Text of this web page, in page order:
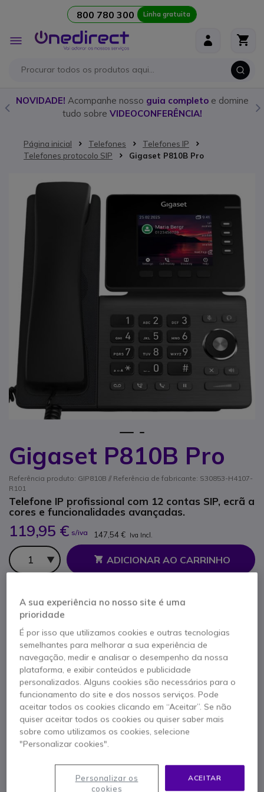
800 780 300 Linha gratuita
Alternar
Nav
NOVIDADE! Acompanhe nosso guia completoe domine
tudo sobre VIDEOCONFERÊNCIA!
Página inicial Telefones
Telefones IP
Telefones protocolo SIP
Gigaset P810B Pro
Gigaset P810B Pro
Referência produto: GIP810B // Referência de fabricante: S30853-H4107-
R101
Telefone IP profissional com 12 contas SIP, ecrã a
cores e funcionalidades avançadas.
119,95 € s/iva 147,54 € Iva Incl.
Qtd
ADICIONAR AO CARRINHO
Esgotado
42 produtos em stock plataforma
Entrega:5-7 dias
2 anos de garantiado fabricante
Características principais
3,36" ecrã TFT a cores
Saltar para o final da Galeria de imagens
Saltar para o início da Galeria de imagens
A sua experiência no nosso site é uma
prioridade
É por isso que utilizamos cookies e outras tecnologias
semelhantes para melhorar a sua experiência de
navegação, medir e analisar o desempenho da nossa
plataforma, e exibir conteúdos e publicidade
personalizados. Alguns cookies são necessários para o
funcionamento do site e dos nossos serviços. Pode
aceitar todos os cookies clicando em “Aceitar”. Se não
quiser aceitar todos os cookies ou quiser saber mais
sobre como utilizamos os cookies, selecione
"Personalizar cookies".
ACEITAR
Personalizar os
cookies